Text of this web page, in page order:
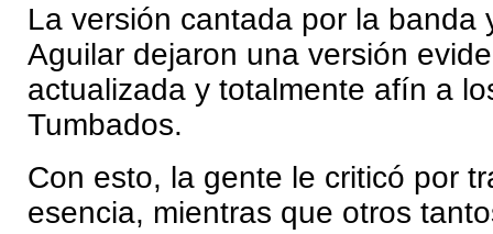
La versión cantada por la banda
Aguilar dejaron una versión
actualizada y totalmente afín a
Tumbados.
Con esto, la gente le criticó por
esencia, mientras que otros